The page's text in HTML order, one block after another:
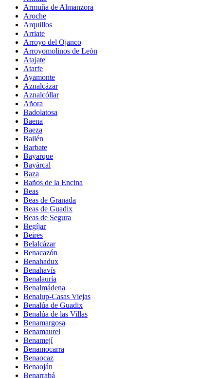
Armuña de Almanzora
Aroche
Arquillos
Arriate
Arroyo del Ojanco
Arroyomolinos de León
Atajate
Atarfe
Ayamonte
Aznalcázar
Aznalcóllar
Añora
Badolatosa
Baena
Baeza
Bailén
Barbate
Bayarque
Bayárcal
Baza
Baños de la Encina
Beas
Beas de Granada
Beas de Guadix
Beas de Segura
Begíjar
Beires
Belalcázar
Benacazón
Benahadux
Benahavís
Benalauría
Benalmádena
Benalup-Casas Viejas
Benalúa de Guadix
Benalúa de las Villas
Benamargosa
Benamaurel
Benamejí
Benamocarra
Benaocaz
Benaoján
Benarrabá